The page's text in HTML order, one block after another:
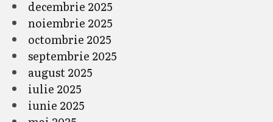
decembrie 2025
noiembrie 2025
octombrie 2025
septembrie 2025
august 2025
iulie 2025
iunie 2025